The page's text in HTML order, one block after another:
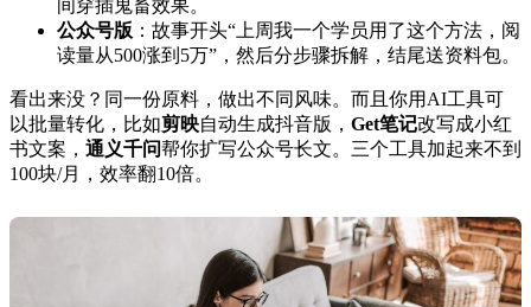
间穿插鬼畜效果。
公众号版 ：故事开头“上周我一个学员用了这个方法，阅
读量从500涨到5万”，然后分步骤拆解，结尾送资料包。
看出来没？同一份原料，做出不同风味。而且你用AI工具可
以批量转化，比如剪映自动生成抖音版， Get笔记改写成小红
书文案， 通义千问帮你扩写公众号长文。三个工具加起来不到
100块/月，效率翻10倍。